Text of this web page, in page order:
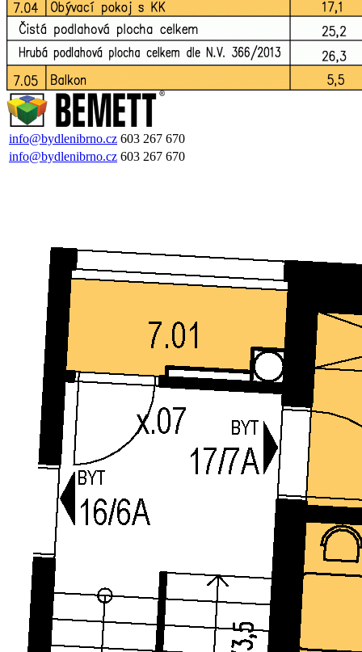
info@bydlenibrno.cz 603 267 670
info@bydlenibrno.cz 603 267 670